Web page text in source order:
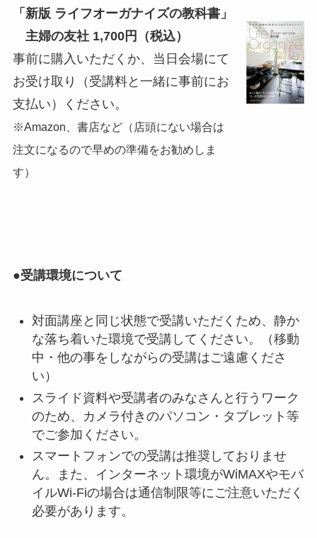
「新版 ライフオーガナイズの教科書」
主婦の友社 1,700円（税込）
事前に購入いただくか、当日会場にて
お受け取り（受講料と一緒に事前にお
支払い）ください。
※Amazon、書店など（店頭にない場合は
注文になるので早めの準備をお勧めしま
す）
●受講環境について
対面講座と同じ状態で受講いただくため、静か
な落ち着いた環境で受講してください。（移動
中・他の事をしながらの受講はご遠慮くださ
い）
スライド資料や受講者のみなさんと行うワーク
のため、カメラ付きのパソコン・タブレット等
でご参加ください。
スマートフォンでの受講は推奨しておりませ
ん。また、インターネット環境がWiMAXやモバ
イルWi-Fiの場合は通信制限等にご注意いただく
必要があります。